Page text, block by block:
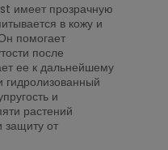
имеет прозрачную
в кожу и
помогает
после
ее к дальнейшему
и
растений
защиту от